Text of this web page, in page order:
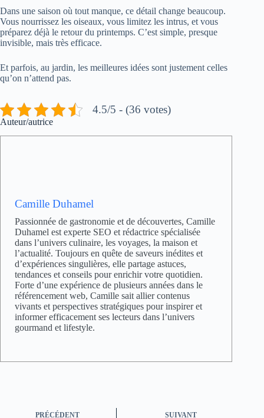
Dans une saison où tout manque, ce détail change beaucoup.
Vous nourrissez les oiseaux, vous limitez les intrus, et vous
préparez déjà le retour du printemps. C’est simple, presque
invisible, mais très efficace.
Et parfois, au jardin, les meilleures idées sont justement celles
qu’on n’attend pas.
4.5/5 - (36 votes)
Auteur/autrice
Camille Duhamel
Passionnée de gastronomie et de découvertes, Camille
Duhamel est experte SEO et rédactrice spécialisée
dans l’univers culinaire, les voyages, la maison et
l’actualité. Toujours en quête de saveurs inédites et
d’expériences singulières, elle partage astuces,
tendances et conseils pour enrichir votre quotidien.
Forte d’une expérience de plusieurs années dans le
référencement web, Camille sait allier contenus
vivants et perspectives stratégiques pour inspirer et
informer efficacement ses lecteurs dans l’univers
gourmand et lifestyle.
PRÉCÉDENT SUIVANT